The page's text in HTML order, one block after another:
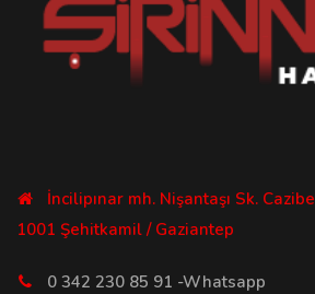
İncilipınar mh. Nişantaşı Sk.
1001 Şehitkamil / Gaziantep
0 342 230 85 91 -Whatsapp